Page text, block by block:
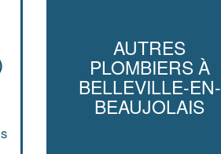
AUTRES
PLOMBIERS À
BELLEVILLE-EN-
BEAUJOLAIS